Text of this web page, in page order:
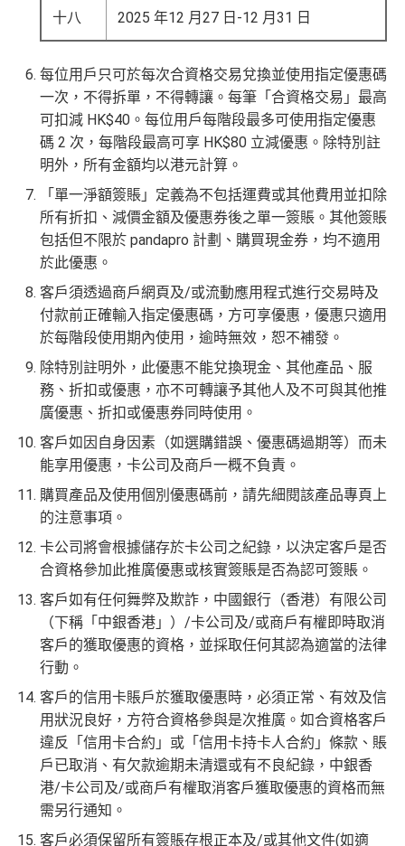
十八 2025 年12 月27 日-12 月31 日
每位用戶只可於每次合資格交易兌換並使用指定優惠碼
一次，不得拆單，不得轉讓。每筆「合資格交易」最高
可扣減 HK$40。每位用戶每階段最多可使用指定優惠
碼 2 次，每階段最高可享 HK$80 立減優惠。除特別註
明外，所有金額均以港元計算。
「單一淨額簽賬」定義為不包括運費或其他費用並扣除
所有折扣、減價金額及優惠券後之單一簽賬。其他簽賬
包括但不限於 pandapro 計劃、購買現金券，均不適用
於此優惠。
客戶須透過商戶網頁及/或流動應用程式進行交易時及
付款前正確輸入指定優惠碼，方可享優惠，優惠只適用
於每階段使用期內使用，逾時無效，恕不補發。
除特別註明外，此優惠不能兌換現金、其他產品、服
務、折扣或優惠，亦不可轉讓予其他人及不可與其他推
廣優惠、折扣或優惠券同時使用。
客戶如因自身因素（如選購錯誤、優惠碼過期等）而未
能享用優惠，卡公司及商戶一概不負責。
購買產品及使用個別優惠碼前，請先細閱該產品專頁上
的注意事項。
卡公司將會根據儲存於卡公司之紀錄，以決定客戶是否
合資格參加此推廣優惠或核實簽賬是否為認可簽賬。
客戶如有任何舞弊及欺詐，中國銀行（香港）有限公司
（下稱「中銀香港」）/卡公司及/或商戶有權即時取消
客戶的獲取優惠的資格，並採取任何其認為適當的法律
行動。
客戶的信用卡賬戶於獲取優惠時，必須正常、有效及信
用狀況良好，方符合資格參與是次推廣。如合資格客戶
違反「信用卡合約」或「信用卡持卡人合約」條款、賬
戶已取消、有欠款逾期未清還或有不良紀錄，中銀香
港/卡公司及/或商戶有權取消客戶獲取優惠的資格而無
需另行通知。
客戶必須保留所有簽賬存根正本及/或其他文件(如適